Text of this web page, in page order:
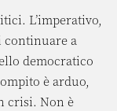
L’imperativo,
continuare a
democratico
è arduo,
crisi. Non è